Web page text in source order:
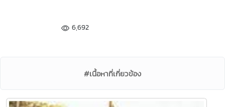
6,692
#เนื้อหาที่เกี่ยวข้อง